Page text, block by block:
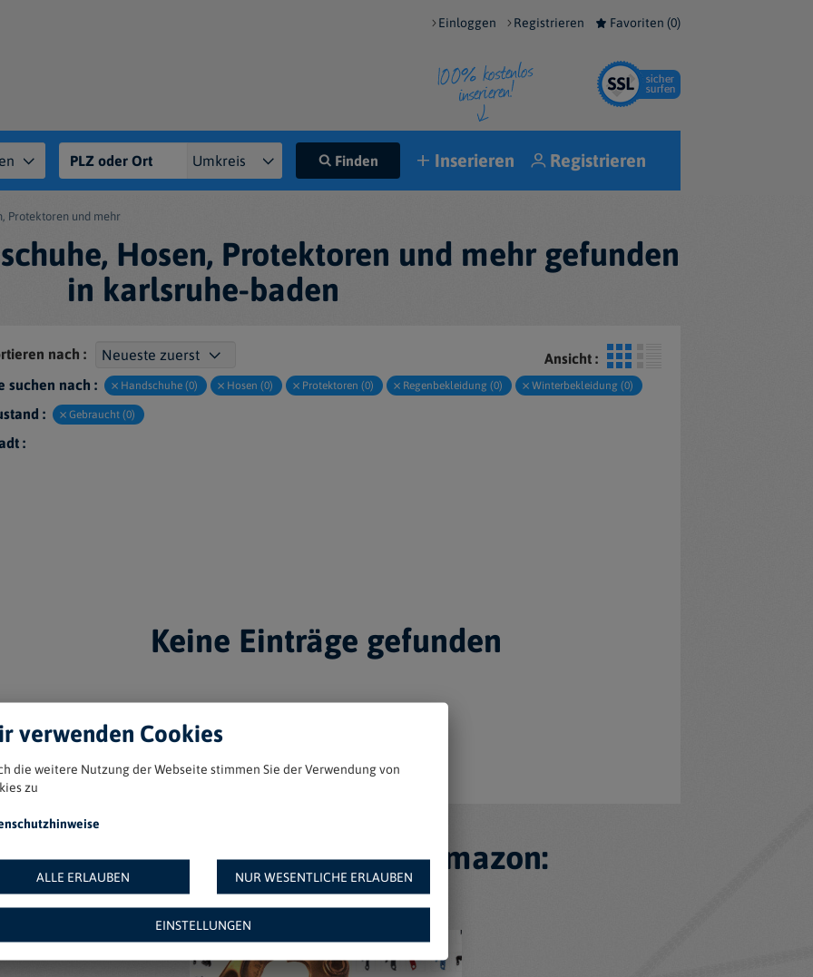
Einloggen Registrieren Favoriten (0)
Finden Inserieren Registrieren
Protektoren und mehr
Hosen, Protektoren und mehr gefunden
in karlsruhe-baden
nach :
Ansicht :
suchen nach :
Handschuhe (0) Hosen (0) Protektoren (0) Regenbekleidung (0) Winterbekleidung (0)
: Gebraucht (0)
:
Keine Einträge gefunden
Weitere Angebote auf Amazon:
verwenden Cookies
die weitere Nutzung der Webseite stimmen Sie der Verwendung von
zu
ALLE ERLAUBEN NUR WESENTLICHE ERLAUBEN
EINSTELLUNGEN